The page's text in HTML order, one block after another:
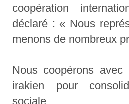
coopération
déclaré : « Nous
menons de nombreux
Nous coopérons avec
irakien pour
sociale.